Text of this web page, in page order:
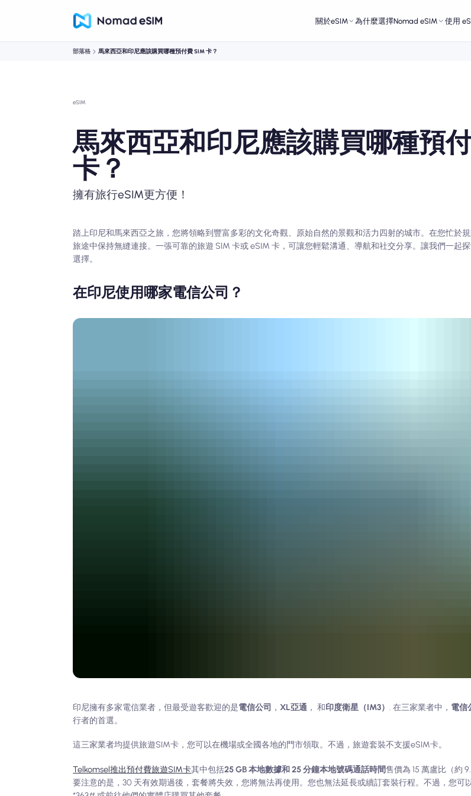
關於eSIM 為什麼選擇Nomad eSIM 使用
部落格 馬來西亞和印尼應該購買哪種預付費 SIM 卡？
eSIM
馬來西亞和印尼應該購買哪種預
卡？
擁有旅行eSIM更方便！
踏上印尼和馬來西亞之旅，您將領略到豐富多彩的文化奇觀、原始自然的景觀和活力四射的城市。在您忙於
旅途中保持無縫連接。一張可靠的旅遊 SIM 卡或 eSIM 卡，可讓您輕鬆溝通、導航和社交分享。讓我們一起
選擇。
在印尼使用哪家電信公司？
印尼擁有多家電信業者，但最受遊客歡迎的是電信公司 ，XL亞通 ， 和印度衛星（IM3）. 在三家業者中， 電信
行者的首選。
這三家業者均提供旅遊SIM卡，您可以在機場或全國各地的門市領取。不過，旅遊套裝不支援eSIM卡。
Telkomsel推出預付費旅遊SIM卡其中包括25 GB 本地數據和 25 分鐘本地號碼通話時間售價為 15 萬盧比（約
要注意的是，30 天有效期過後，套餐將失效，您將無法再使用。您也無法延長或續訂套裝行程。不過，您可